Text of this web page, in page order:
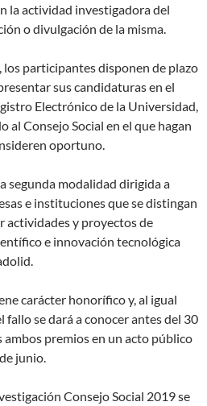
la actividad investigadora del
o divulgación de la misma.
los participantes disponen de plazo
sus candidaturas en el
Electrónico de la Universidad,
al Consejo Social en el que hagan
oportuno.
segunda modalidad dirigida a
e instituciones que se distingan
actividades y proyectos de
e innovación tecnológica
carácter honorífico y, al igual
fallo se dará a conocer antes del 30
premios en un acto público
junio.
Consejo Social 2019 se